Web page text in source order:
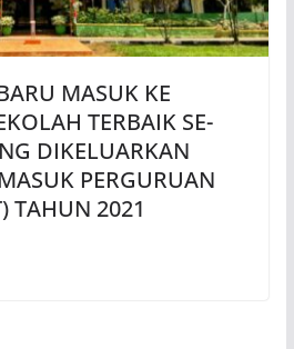
MASUK KE
TERBAIK SE-
DIKELUARKAN
PERGURUAN
TAHUN 2021